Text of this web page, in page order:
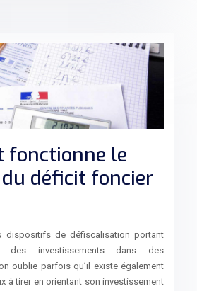
fonctionne le
déficit foncier
dispositifs de défiscalisation portant
des investissements dans des
oublie parfois qu’il existe également
à tirer en orientant son investissement